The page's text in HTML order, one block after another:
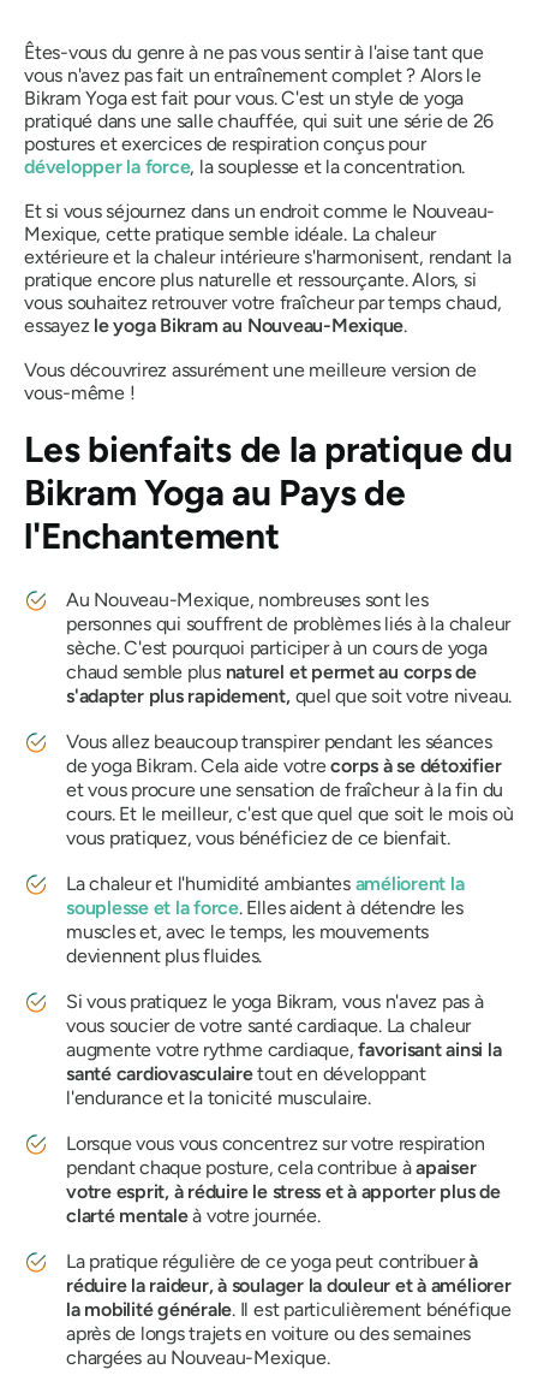
Êtes-vous du genre à ne pas vous sentir à l'aise tant que
vous n'avez pas fait un entraînement complet ? Alors le
Bikram Yoga est fait pour vous. C'est un style de yoga
pratiqué dans une salle chauffée, qui suit une série de 26
postures et exercices de respiration conçus pour
développer la force, la souplesse et la concentration.
Et si vous séjournez dans un endroit comme le Nouveau-
Mexique, cette pratique semble idéale. La chaleur
extérieure et la chaleur intérieure s'harmonisent, rendant la
pratique encore plus naturelle et ressourçante. Alors, si
vous souhaitez retrouver votre fraîcheur par temps chaud,
essayez le yoga Bikram au Nouveau-Mexique.
Vous découvrirez assurément une meilleure version de
vous-même !
Les bienfaits de la pratique du
Bikram Yoga au Pays de
l'Enchantement
Au Nouveau-Mexique, nombreuses sont les
personnes qui souffrent de problèmes liés à la chaleur
sèche. C'est pourquoi participer à un cours de yoga
chaud semble plus naturel et permet au corps de
s'adapter plus rapidement, quel que soit votre niveau.
Vous allez beaucoup transpirer pendant les séances
de yoga Bikram. Cela aide votrecorps à se détoxifier
et vous procure une sensation de fraîcheur à la fin du
cours. Et le meilleur, c'est que quel que soit le mois où
vous pratiquez, vous bénéficiez de ce bienfait.
La chaleur et l'humidité ambiantes améliorent la
souplesse et la force. Elles aident à détendre les
muscles et, avec le temps, les mouvements
deviennent plus fluides.
Si vous pratiquez le yoga Bikram, vous n'avez pas à
vous soucier de votre santé cardiaque. La chaleur
augmente votre rythme cardiaque,favorisant ainsi la
santé cardiovasculairetout en développant
l'endurance et la tonicité musculaire.
Lorsque vous vous concentrez sur votre respiration
pendant chaque posture, cela contribue àapaiser
votre esprit, à réduire le stress et à apporter plus de
clarté mentaleà votre journée.
La pratique régulière de ce yoga peut contribuerà
réduire la raideur, à soulager la douleur et à améliorer
la mobilité générale. Il est particulièrement bénéfique
après de longs trajets en voiture ou des semaines
chargées au Nouveau-Mexique.